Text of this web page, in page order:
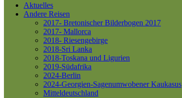
Aktuelles
Andere Reisen
2017- Bretonischer Bilderbogen 2017
2017- Mallorca
2018- Riesengebirge
2018-Sri Lanka
2018-Toskana und Ligurien
2019-Südafrika
2024-Berlin
2024-Georgien-Sagenumwobener Kaukasus
Mitteldeutschland